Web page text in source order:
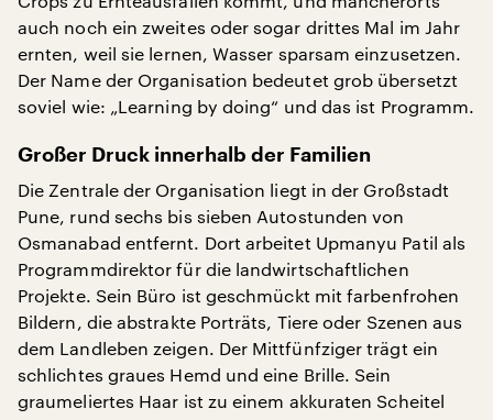
auch noch ein zweites oder sogar drittes Mal im Jahr
ernten, weil sie lernen, Wasser sparsam einzusetzen.
Der Name der Organisation bedeutet grob übersetzt
soviel wie: „Learning by doing“ und das ist Programm.
Großer Druck innerhalb der Familien
Die Zentrale der Organisation liegt in der Großstadt
Pune, rund sechs bis sieben Autostunden von
Osmanabad entfernt. Dort arbeitet Upmanyu Patil als
Programmdirektor für die landwirtschaftlichen
Projekte. Sein Büro ist geschmückt mit farbenfrohen
Bildern, die abstrakte Porträts, Tiere oder Szenen aus
dem Landleben zeigen. Der Mittfünfziger trägt ein
schlichtes graues Hemd und eine Brille. Sein
graumeliertes Haar ist zu einem akkuraten Scheitel